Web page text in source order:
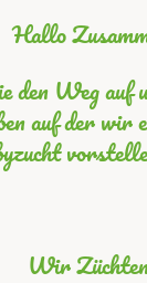
Hallo
den Weg auf
auf der wir
Wir